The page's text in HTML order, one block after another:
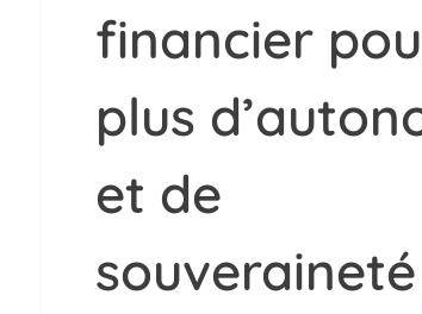
financier
plus
et de
souveraineté